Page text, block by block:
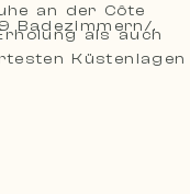
an der Côte
als auch
Küstenlagen
Badezimmern/.